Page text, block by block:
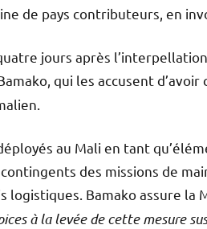
de pays contributeurs, en
jours après
qui les accusent d’avoir
au Mali en tant
des missions de
logistiques. Bamako assure la
à la levée de cette mesure